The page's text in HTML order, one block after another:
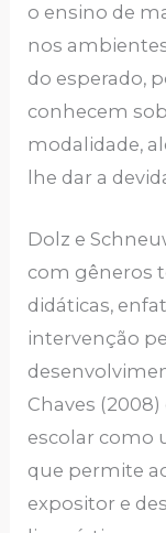
o ensino de
nos
do esperado,
conhecem
modalidade,
lhe dar a
Dolz e
com gêneros
didáticas,
intervenção
Chaves
escolar como
que permite
expositor e